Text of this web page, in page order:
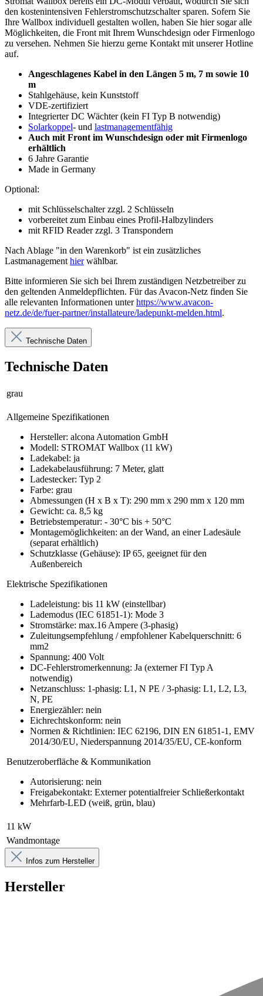
den kostenintensiven Fehlerstromschutzschalter sparen. Sofern Sie
Ihre Wallbox individuell gestalten wollen, haben Sie hier sogar alle
Möglichkeiten, die Front mit Ihrem Wunschdesign oder Firmenlogo
zu versehen. Nehmen Sie hierzu gerne Kontakt mit unserer Hotline
auf.
Angeschlagenes Kabel in den Längen 5 m, 7 m sowie 10
m
Stahlgehäuse, kein Kunststoff
VDE-zertifiziert
Integrierter DC Wächter (kein FI Typ B notwendig)
Solarkoppel- und lastmanagementfähig
Auch mit Front im Wunschdesign oder mit Firmenlogo
erhältlich
6 Jahre Garantie
Made in Germany
Optional:
mit Schlüsselschalter zzgl. 2 Schlüsseln
vorbereitet zum Einbau eines Profil-Halbzylinders
mit RFID Reader zzgl. 3 Transpondern
Nach Ablage "in den Warenkorb" ist ein zusätzliches
Lastmanagementhierwählbar.
Bitte informieren Sie sich bei Ihrem zuständigen Netzbetreiber zu
den geltenden Anmeldepflichten. Für das Avacon-Netz finden Sie
alle relevanten Informationen unterhttps://www.avacon-
netz.de/de/fuer-partner/installateure/ladepunkt-melden.html.
Technische Daten
Technische Daten
grau
Allgemeine Spezifikationen
Hersteller: alcona Automation GmbH
Modell: STROMAT Wallbox (11 kW)
Ladekabel: ja
Ladekabelausführung: 7 Meter, glatt
Ladestecker: Typ 2
Farbe: grau
Abmessungen (H x B x T): 290 mm x 290 mm x 120 mm
Gewicht: ca. 8,5 kg
Betriebstemperatur: - 30°C bis + 50°C
Montagemöglichkeiten: an der Wand, an einer Ladesäule
(separat erhältlich)
Schutzklasse (Gehäuse): IP 65, geeignet für den
Außenbereich
Elektrische Spezifikationen
Ladeleistung: bis 11 kW (einstellbar)
Lademodus (IEC 61851-1): Mode 3
Stromstärke: max.16 Ampere (3-phasig)
Zuleitungsempfehlung / empfohlener Kabelquerschnitt: 6
mm2
Spannung: 400 Volt
DC-Fehlerstromerkennung: Ja (externer FI Typ A
notwendig)
Netzanschluss: 1-phasig: L1, N PE / 3-phasig: L1, L2, L3,
N, PE
Energiezähler: nein
Eichrechtskonform: nein
Normen & Richtlinien: IEC 62196, DIN EN 61851-1, EMV
2014/30/EU, Niederspannung 2014/35/EU, CE-konform
Benutzeroberfläche & Kommunikation
Autorisierung: nein
Freigabekontakt: Externer potentialfreier Schließerkontakt
Mehrfarb-LED (weiß, grün, blau)
11 kW
Wandmontage
Infos zum Hersteller
Hersteller